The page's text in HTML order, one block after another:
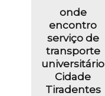
onde
encontro
serviço de
transporte
universitário
Cidade
Tiradentes